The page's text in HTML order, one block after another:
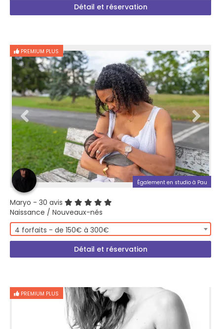
Détail et réservation
PREMIUM PLUS
Également en studio à Pau
Maryo - 30 avis
Naissance / Nouveaux-nés
4 forfaits - de 150€ à 300€
Détail et réservation
PREMIUM PLUS